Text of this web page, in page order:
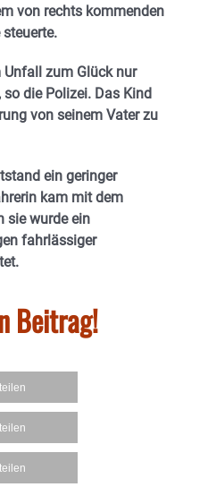
von rechts kommenden
Unfall zum Glück nur
die Polizei. Das Kind
von seinem Vater zu
ein geringer
kam mit dem
sie wurde ein
fahrlässiger
Beitrag!
teilen
teilen
teilen